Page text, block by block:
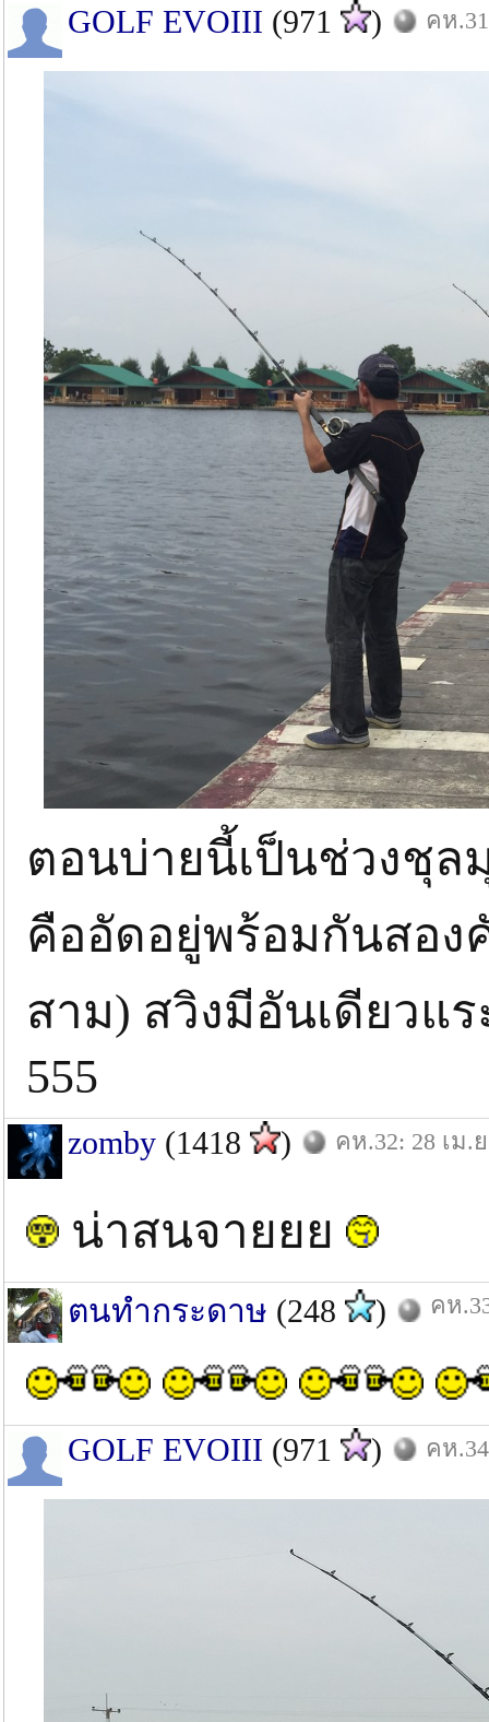
GOLF EVOIII (971 ) คห
ตอนบ่ายนี้เป็นช่วงชุ
คืออัดอยู่พร้อมกันสอง
สาม) สวิงมีอันเดียวแ
555
zomby (1418 ) คห.32: 28 เม.
น่าสนจายยย
ตนทำกระดาษ (248 ) คห
GOLF EVOIII (971 ) คห